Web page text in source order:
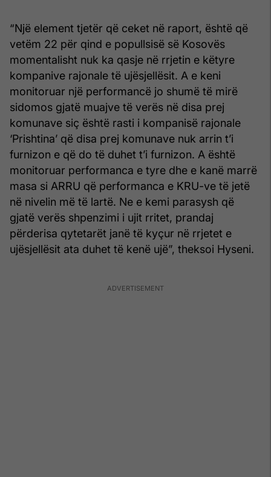
“Një element tjetër që ceket në raport, është që
vetëm 22 për qind e popullsisë së Kosovës
momentalisht nuk ka qasje në rrjetin e këtyre
kompanive rajonale të ujësjellësit. A e keni
monitoruar një performancë jo shumë të mirë
sidomos gjatë muajve të verës në disa prej
komunave siç është rasti i kompanisë rajonale
‘Prishtina’ që disa prej komunave nuk arrin t’i
furnizon e që do të duhet t’i furnizon. A është
monitoruar performanca e tyre dhe e kanë marrë
masa si ARRU që performanca e KRU-ve të jetë
në nivelin më të lartë. Ne e kemi parasysh që
gjatë verës shpenzimi i ujit rritet, prandaj
përderisa qytetarët janë të kyçur në rrjetet e
ujësjellësit ata duhet të kenë ujë”, theksoi Hyseni.